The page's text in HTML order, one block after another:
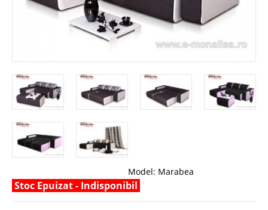
Model: Marabea
Stoc Epuizat - Indisponibil